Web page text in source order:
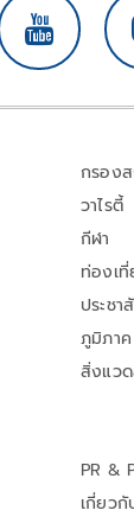
กรอง
วาไรตี้
กีฬา
ท่องเ
ประช
ภูมิภาค
สิ่งแว
PR &
เกี่ยวกั